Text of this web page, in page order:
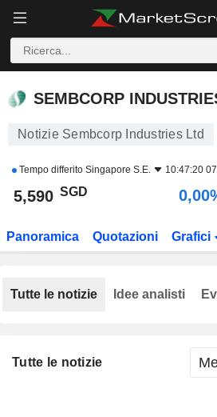
SEMBCORP INDUSTRIES LTD
SEMBCORP
Notizie Sembcorp Industries Ltd
Tempo differito Singapore S.E. 10:47:20
5,590 SGD
Panoramica Quotazioni Grafici
Tutte le notizie
Tutte le notizie Idee analisti